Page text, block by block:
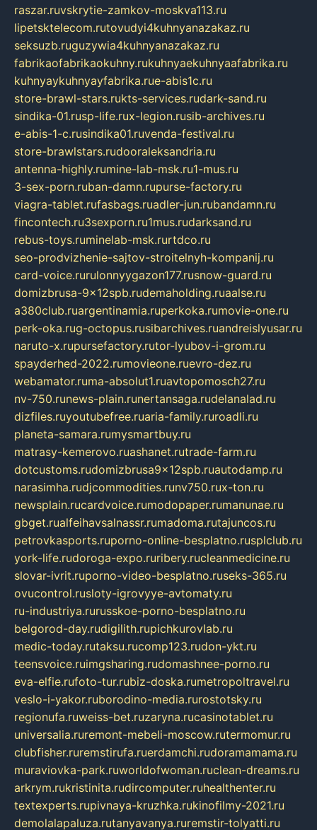
raszar.ruvskrytie-zamkov-moskva113.ru
lipetsktelecom.rutovudyi4kuhnyanazakaz.ru
seksuzb.ruguzywia4kuhnyanazakaz.ru
fabrikaofabrikaokuhny.rukuhnyaekuhnyaafabrika.ru
kuhnyaykuhnyayfabrika.rue-abis1c.ru
store-brawl-stars.rukts-services.rudark-sand.ru
sindika-01.rusp-life.rux-legion.rusib-archives.ru
e-abis-1-c.rusindika01.ruvenda-festival.ru
store-brawlstars.rudooraleksandria.ru
antenna-highly.rumine-lab-msk.ru1-mus.ru
3-sex-porn.ruban-damn.rupurse-factory.ru
viagra-tablet.rufasbags.ruadler-jun.rubandamn.ru
fincontech.ru3sexporn.ru1mus.rudarksand.ru
rebus-toys.ruminelab-msk.rurtdco.ru
seo-prodvizhenie-sajtov-stroitelnyh-kompanij.ru
card-voice.rurulonnyygazon177.rusnow-guard.ru
domizbrusa-9x12spb.rudemaholding.ruaalse.ru
a380club.ruargentinamia.ruperkoka.rumovie-one.ru
perk-oka.rug-octopus.rusibarchives.ruandreislyusar.ru
naruto-x.rupursefactory.rutor-lyubov-i-grom.ru
spayderhed-2022.rumovieone.ruevro-dez.ru
webamator.ruma-absolut1.ruavtopomosch27.ru
nv-750.runews-plain.runertansaga.rudelanalad.ru
dizfiles.ruyoutubefree.ruaria-family.ruroadli.ru
planeta-samara.rumysmartbuy.ru
matrasy-kemerovo.ruashanet.rutrade-farm.ru
dotcustoms.rudomizbrusa9x12spb.ruautodamp.ru
narasimha.rudjcommodities.runv750.rux-ton.ru
newsplain.rucardvoice.rumodopaper.rumanunae.ru
gbget.rualfeihavsalnassr.rumadoma.rutajuncos.ru
petrovkasports.ruporno-online-besplatno.rusplclub.ru
york-life.rudoroga-expo.ruribery.rucleanmedicine.ru
slovar-ivrit.ruporno-video-besplatno.ruseks-365.ru
ovucontrol.rusloty-igrovyye-avtomaty.ru
ru-industriya.rurusskoe-porno-besplatno.ru
belgorod-day.rudigilith.rupichkurovlab.ru
medic-today.rutaksu.rucomp123.rudon-ykt.ru
teensvoice.ruimgsharing.rudomashnee-porno.ru
eva-elfie.rufoto-tur.rubiz-doska.rumetropoltravel.ru
veslo-i-yakor.ruborodino-media.rurostotsky.ru
regionufa.ruweiss-bet.ruzaryna.rucasinotablet.ru
universalia.ruremont-mebeli-moscow.rutermomur.ru
clubfisher.ruremstirufa.ruerdamchi.rudoramamama.ru
muraviovka-park.ruworldofwoman.ruclean-dreams.ru
arkrym.rukristinita.rudircomputer.ruhealthenter.ru
textexperts.rupivnaya-kruzhka.rukinofilmy-2021.ru
demolalapaluza.rutanyavanya.ruremstir-tolyatti.ru